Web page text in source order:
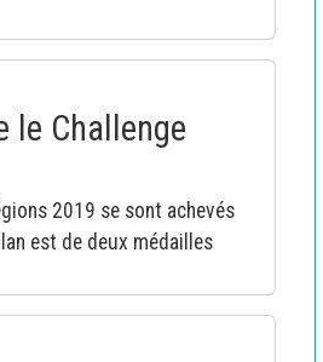
le Challenge
2019 se sont achevés
est de deux médailles